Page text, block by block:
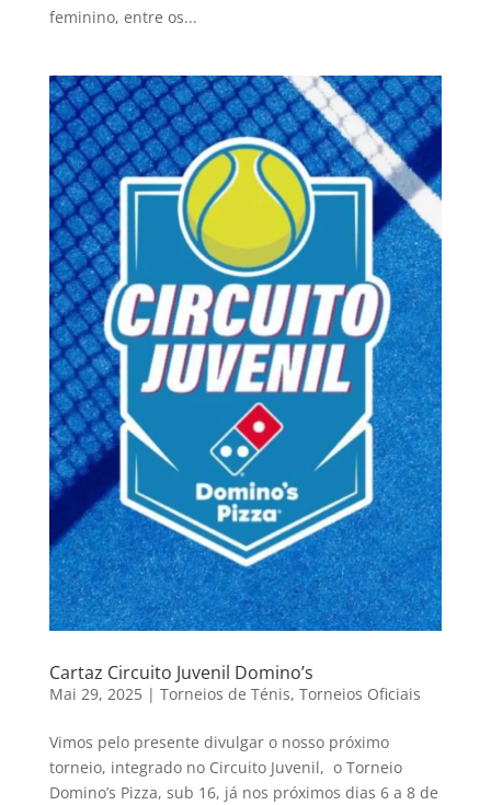
feminino, entre os...
Cartaz Circuito Juvenil Domino’s
Mai 29, 2025| Torneios de Ténis, Torneios Oficiais
Vimos pelo presente divulgar o nosso próximo
torneio, integrado no Circuito Juvenil, o Torneio
Domino’s Pizza, sub 16, já nos próximos dias 6 a 8 de